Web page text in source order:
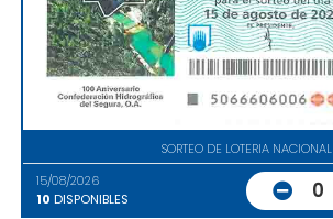
SORTEO DE LOTERIA NACIONAL
15/08/2026
10 DISPONIBLES 0